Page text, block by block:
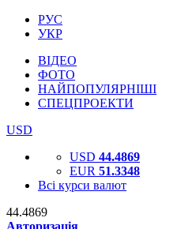
РУС
УКР
ВІДЕО
ФОТО
НАЙПОПУЛЯРНІШІ
СПЕЦПРОЕКТИ
USD
USD 44.4869
EUR 51.3348
Всі курси валют
44.4869
Авторизація